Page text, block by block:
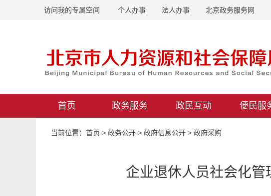
访问我的专属空间 个人办事 法人办事 北京政务服务网
首页 政务服务 政民互动 便民服
当前位置： 首页 > 政务公开 > 政府信息公开 > 政府采购
企业退休人员社会化